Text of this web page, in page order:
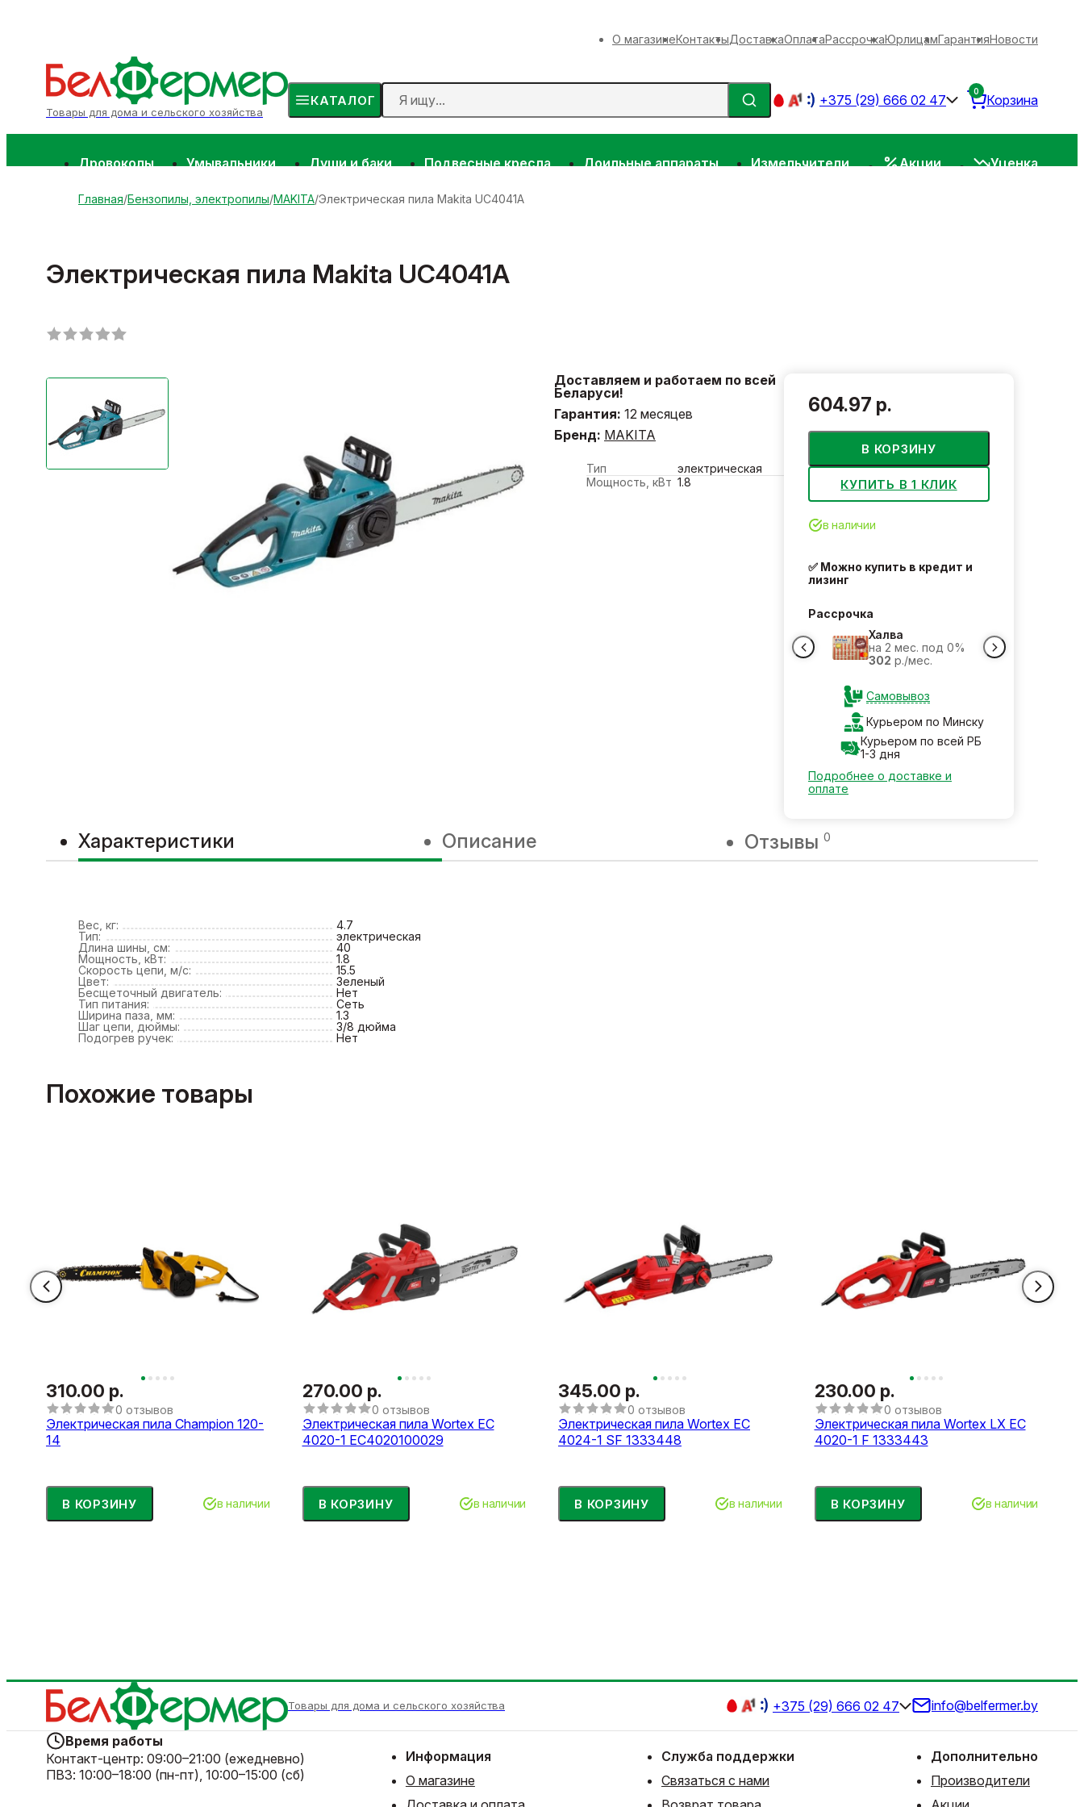
О магазинеКонтактыДоставкаОплатаРассрочкаЮрлицамГарантияНовости
Товары для дома и сельского хозяйства
КАТАЛОГ +375 (29) 666 02 47 Корзина
0
Дровоколы Умывальники Души и баки Подвесные кресла Доильные аппараты Измельчители Акции Уценка
Главная Бензопилы, электропилы MAKITA Электрическая пила Makita UC4041A
Электрическая пила Makita UC4041A
Доставляем и работаем по всей
Беларуси!
Гарантия: 12 месяцев
Бренд: MAKITA
Тип
электрическая
Мощность, кВт 1.8
604.97 р.
В КОРЗИНУ
КУПИТЬ В 1 КЛИК
в наличии
✅ Можно купить в кредит и
лизинг
Рассрочка
Халва
на 2 мес. под 0%
302 р./мес.
Самовывоз
Курьером по Минску
Курьером по всей РБ
1-3 дня
Подробнее о доставке и
оплате
Характеристики Описание Отзывы 0
Вес, кг:
4.7
Тип:
электрическая
Длина шины, см:
40
Мощность, кВт:
1.8
Скорость цепи, м/с:
15.5
Цвет:
Зеленый
Бесщеточный двигатель:
Нет
Тип питания:
Сеть
Ширина паза, мм:
1.3
Шаг цепи, дюймы:
3/8 дюйма
Подогрев ручек:
Нет
Похожие товары
310.00 р.
0 отзывов
Электрическая пила Champion 120-
14
В КОРЗИНУ в наличии
270.00 р.
0 отзывов
Электрическая пила Wortex EC
4020-1 EC4020100029
В КОРЗИНУ в наличии
345.00 р.
0 отзывов
Электрическая пила Wortex EC
4024-1 SF 1333448
В КОРЗИНУ в наличии
230.00 р.
0 отзывов
Электрическая пила Wortex LX EC
4020-1 F 1333443
В КОРЗИНУ в наличии
Товары для дома и сельского хозяйства +375 (29) 666 02 47 info@belfermer.by
Время работы
Контакт-центр: 09:00–21:00 (ежедневно)
ПВЗ: 10:00–18:00 (пн-пт), 10:00–15:00 (сб)
Информация
О магазине
Служба поддержки
Связаться с нами
Дополнительно
Производители